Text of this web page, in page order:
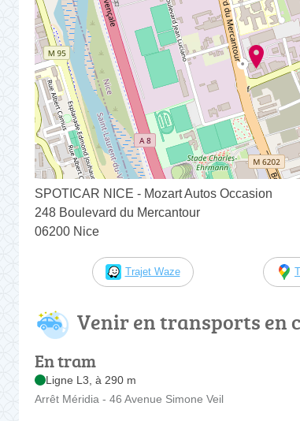
SPOTICAR NICE - Mozart Autos Occasion
248 Boulevard du Mercantour
06200 Nice
Trajet Waze
Venir en transports en
En tram
Ligne L3, à 290 m
Arrêt Méridia - 46 Avenue Simone Veil